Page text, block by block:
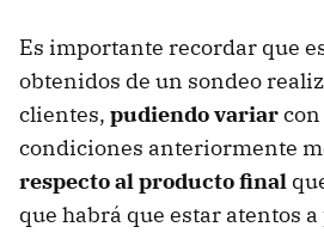
Es importante recordar que
obtenidos de un sondeo
clientes, pudiendo variarcon
condiciones anteriormente
respecto al producto final
que habrá que estar atentos